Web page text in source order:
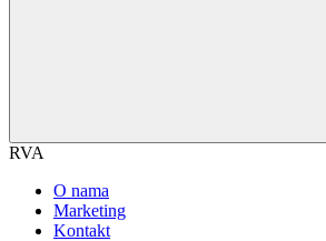
RVA
O nama
Marketing
Kontakt